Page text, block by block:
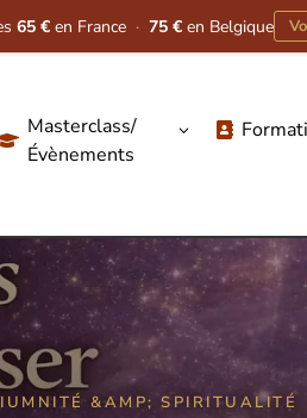
65 € en France · 75 € en Belgique
Masterclass/
Évènements
3 
&AMP; SPIRITUALITÉ